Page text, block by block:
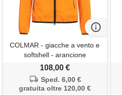
COLMAR - giacche a vento e
softshell - arancione
108,00 €
Sped. 6,00 €
gratuita oltre 120,00 €